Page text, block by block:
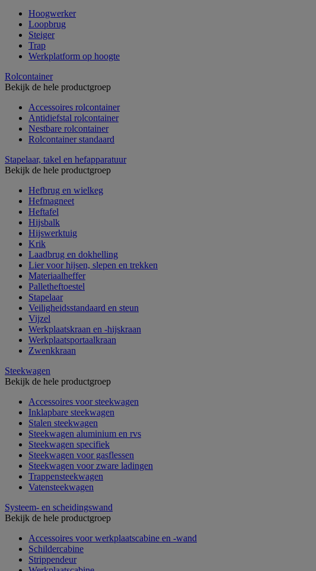
Hoogwerker
Loopbrug
Steiger
Trap
Werkplatform op hoogte
Rolcontainer
Bekijk de hele productgroep
Accessoires rolcontainer
Antidiefstal rolcontainer
Nestbare rolcontainer
Rolcontainer standaard
Stapelaar, takel en hefapparatuur
Bekijk de hele productgroep
Hefbrug en wielkeg
Hefmagneet
Heftafel
Hijsbalk
Hijswerktuig
Krik
Laadbrug en dokhelling
Lier voor hijsen, slepen en trekken
Materiaalheffer
Palletheftoestel
Stapelaar
Veiligheidsstandaard en steun
Vijzel
Werkplaatskraan en -hijskraan
Werkplaatsportaalkraan
Zwenkkraan
Steekwagen
Bekijk de hele productgroep
Accessoires voor steekwagen
Inklapbare steekwagen
Stalen steekwagen
Steekwagen aluminium en rvs
Steekwagen specifiek
Steekwagen voor gasflessen
Steekwagen voor zware ladingen
Trappensteekwagen
Vatensteekwagen
Systeem- en scheidingswand
Bekijk de hele productgroep
Accessoires voor werkplaatscabine en -wand
Schildercabine
Strippendeur